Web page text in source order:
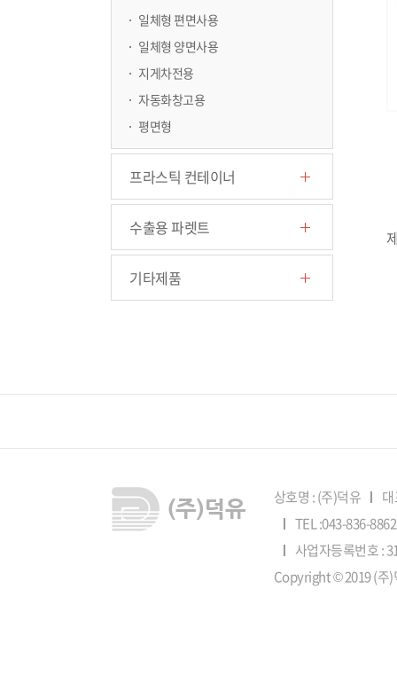
일체형 편면사용
일체형 양면사용
지게차전용
자동화창고용
평면형
프라스틱 컨테이너
수출용 파렛트
기타제품
상호명 : (주)덕유
TEL :043-836-
사업자등록번호 :
Copyright © 2019 (주